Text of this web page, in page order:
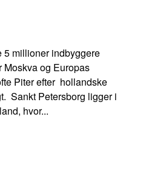
5 millioner indbyggere
og Europas
Piter efter hollandske
Sankt Petersborg ligger i
hvor...